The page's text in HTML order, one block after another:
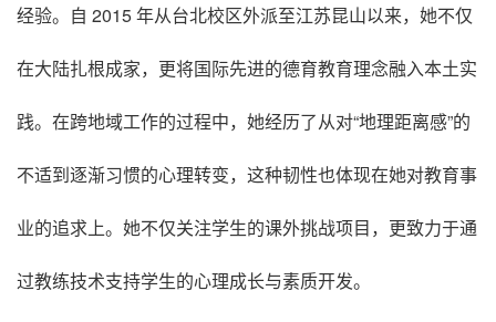
经验。自 2015 年从台北校区外派至江苏昆山以来，她不仅
在大陆扎根成家，更将国际先进的德育教育理念融入本土实
践。在跨地域工作的过程中，她经历了从对“地理距离感”的
不适到逐渐习惯的心理转变，这种韧性也体现在她对教育事
业的追求上。她不仅关注学生的课外挑战项目，更致力于通
过教练技术支持学生的心理成长与素质开发。